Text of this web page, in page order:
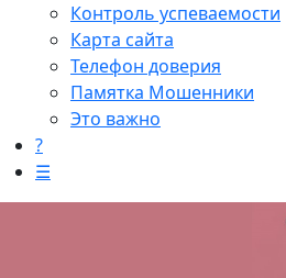
Контроль успеваемости
Карта сайта
Телефон доверия
Памятка Мошенники
Это важно
?
☰